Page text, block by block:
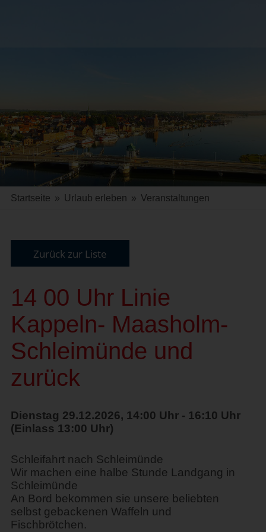
Startseite » Urlaub erleben » Veranstaltungen
Zurück zur Liste
14 00 Uhr Linie
Kappeln- Maasholm-
Schleimünde und
zurück
Dienstag 29.12.2026, 14:00 Uhr - 16:10 Uhr
(Einlass 13:00 Uhr)
Schleifahrt nach Schleimünde
Wir machen eine halbe Stunde Landgang in
Schleimünde
An Bord bekommen sie unsere beliebten
selbst gebackenen Waffeln und
Fischbrötchen.